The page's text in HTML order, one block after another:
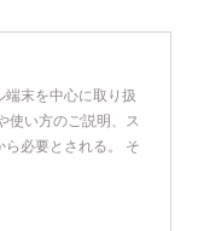
末を中心に取り扱
使い方のご説明、ス
必要とされる。 そ